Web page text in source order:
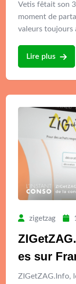
Vetis fêtait son
moment de
valeurs toujours
Lire plus
zigetzag
es sur
ZIGetZAG.Info,